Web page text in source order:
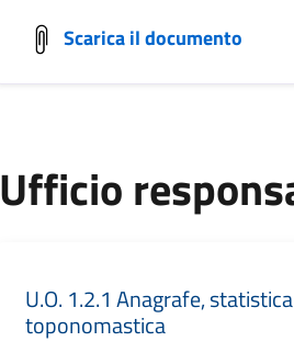
Scarica il documento
Ufficio
U.O. 1.2.1 Anagrafe,
toponomastica